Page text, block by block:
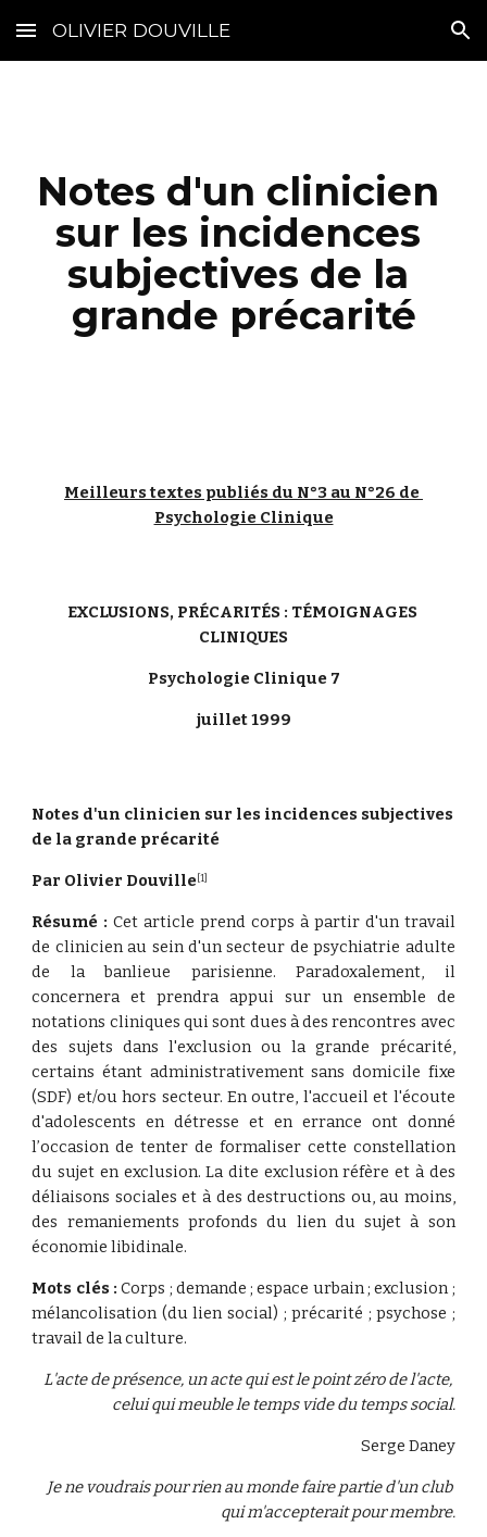
Skip to main content Skip to navigation
OLIVIER DOUVILLE
Notes d'un clinicien
sur les incidences
subjectives de la
grande précarité
Meilleurs textes publiés du N°3 au N°26 de
Psychologie Clinique
EXCLUSIONS, PRÉCARITÉS : TÉMOIGNAGES
CLINIQUES
Psychologie Clinique 7
juillet 1999
Notes d'un clinicien sur les incidences subjectives
de la grande précarité
Par Olivier Douville [1]
Résumé :Cet article prend corps à partir d'un travail
de clinicien au sein d'un secteur de psychiatrie adulte
de la banlieue parisienne. Paradoxalement, il
concernera et prendra appui sur un ensemble de
notations cliniques qui sont dues à des rencontres avec
des sujets dans l'exclusion ou la grande précarité,
certains étant administrativement sans domicile fixe
(SDF) et/ou hors secteur. En outre, l'accueil et l'écoute
d'adolescents en détresse et en errance ont donné
l’occasion de tenter de formaliser cette constellation
du sujet en exclusion. La dite exclusion réfère et à des
déliaisons sociales et à des destructions ou, au moins,
des remaniements profonds du lien du sujet à son
économie libidinale.
Mots clés :Corps ; demande ; espace urbain ; exclusion ;
mélancolisation (du lien social) ; précarité ; psychose ;
travail de la culture.
L'acte de présence, un acte qui est le point zéro de l'acte,
celui qui meuble le temps vide du temps social.
Serge Daney
Je ne voudrais pour rien au monde faire partie d'un club
qui m'accepterait pour membre.